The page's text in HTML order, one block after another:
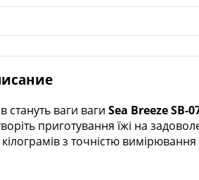
стануть ваги ваги Sea Breeze SB-
приготування їжі на
з точністю